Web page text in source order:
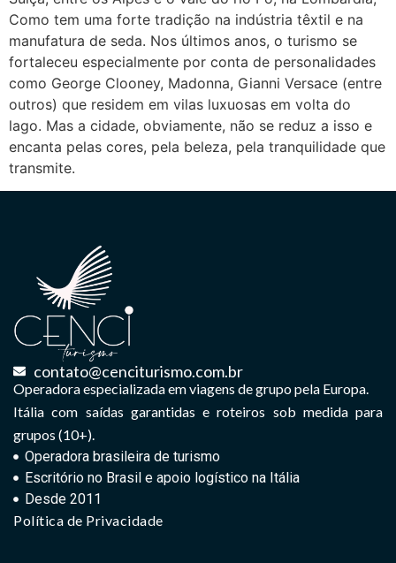
Como tem uma forte tradição na indústria têxtil e na
manufatura de seda. Nos últimos anos, o turismo se
fortaleceu especialmente por conta de personalidades
como George Clooney, Madonna, Gianni Versace (entre
outros) que residem em vilas luxuosas em volta do
lago. Mas a cidade, obviamente, não se reduz a isso e
encanta pelas cores, pela beleza, pela tranquilidade que
transmite.
contato@cenciturismo.com.br
Operadora especializada em viagens de grupo pela Europa.
Itália com saídas garantidas e roteiros sob medida para
grupos (10+).
Operadora brasileira de turismo
Escritório no Brasil e apoio logístico na Itália
Desde 2011
Política de Privacidade